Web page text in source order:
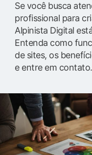
Se você busca
profissional para
Alpinista Digital
Entenda como
de sites, os
e entre em contato.